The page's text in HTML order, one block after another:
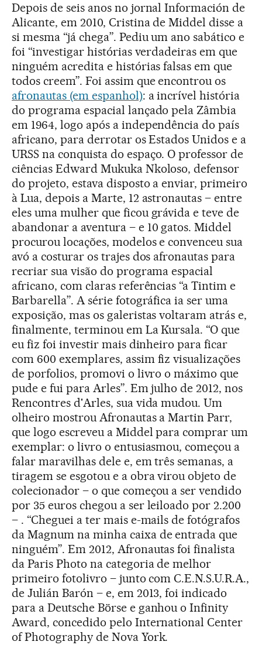
Depois de seis anos no jornal Información de
Alicante, em 2010, Cristina de Middel disse a
si mesma “já chega”. Pediu um ano sabático e
foi “investigar histórias verdadeiras em que
ninguém acredita e histórias falsas em que
todos creem”. Foi assim que encontrou os
afronautas (em espanhol): a incrível história
do programa espacial lançado pela Zâmbia
em 1964, logo após a independência do país
africano, para derrotar os Estados Unidos e a
URSS na conquista do espaço. O professor de
ciências Edward Mukuka Nkoloso, defensor
do projeto, estava disposto a enviar, primeiro
à Lua, depois a Marte, 12 astronautas – entre
eles uma mulher que ficou grávida e teve de
abandonar a aventura – e 10 gatos. Middel
procurou locações, modelos e convenceu sua
avó a costurar os trajes dos afronautas para
recriar sua visão do programa espacial
africano, com claras referências “a Tintim e
Barbarella”. A série fotográfica ia ser uma
exposição, mas os galeristas voltaram atrás e,
finalmente, terminou em La Kursala. “O que
eu fiz foi investir mais dinheiro para ficar
com 600 exemplares, assim fiz visualizações
de porfolios, promovi o livro o máximo que
pude e fui para Arles”. Em julho de 2012, nos
Rencontres d'Arles, sua vida mudou. Um
olheiro mostrou Afronautas a Martin Parr,
que logo escreveu a Middel para comprar um
exemplar: o livro o entusiasmou, começou a
falar maravilhas dele e, em três semanas, a
tiragem se esgotou e a obra virou objeto de
colecionador – o que começou a ser vendido
por 35 euros chegou a ser leiloado por 2.200
– . “Cheguei a ter mais e-mails de fotógrafos
da Magnum na minha caixa de entrada que
ninguém”. Em 2012, Afronautas foi finalista
da Paris Photo na categoria de melhor
primeiro fotolivro – junto com C.E.N.S.U.R.A.,
de Julián Barón – e, em 2013, foi indicado
para a Deutsche Börse e ganhou o Infinity
Award, concedido pelo International Center
of Photography de Nova York.